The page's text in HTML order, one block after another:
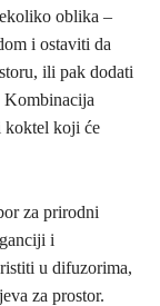
oblika –
i ostaviti da
ili pak dodati
Kombinacija
koktel koji će
za prirodni
i
u difuzorima,
za prostor.